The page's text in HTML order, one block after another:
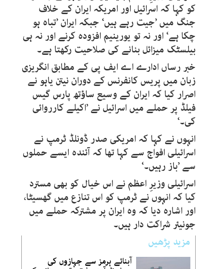
کو کہا کہ اسرائیل اور امریکہ ایران کے خلاف
جنگ میں ’جیت رہے ہیں‘ جبکہ ایران ’تباہ ہو
چکا ہے‘ اور نہ تو یورینیم افزودہ کرنے اور نہ ہی
بیلسٹک میزائل بنانے کی صلاحیت رکھتا ہے۔
خبر رساں ادارے اے ایف پی کے مطابق انگریزی
زبان میں پریس کانفرنس کے دوران نیتن یاہو نے
اصرار کیا کہ ایران کے وسیع ساؤتھ پارس گیس
فیلڈ پر حملے میں اسرائیل نے ’اکیلے کارروائی
کی۔‘
انہوں نے کہا کہ امریکی صدر ڈونلڈ ٹرمپ نے
اسرائیلی افواج سے کہا تھا کہ آئندہ ایسے حملوں
سے ’باز رہیں۔‘
اسرائیلی وزیرِ اعظم نے اس خیال کو بھی مسترد
کیا کہ انہوں نے ٹرمپ کو اس تنازع میں گھسیٹا،
اور اشارہ دیا کہ وہ ایران پر مشترکہ حملے میں
جونیئر شراکت دار ہیں۔
مزید پڑھیں
آبنائے ہرمز سے جہازوں کی